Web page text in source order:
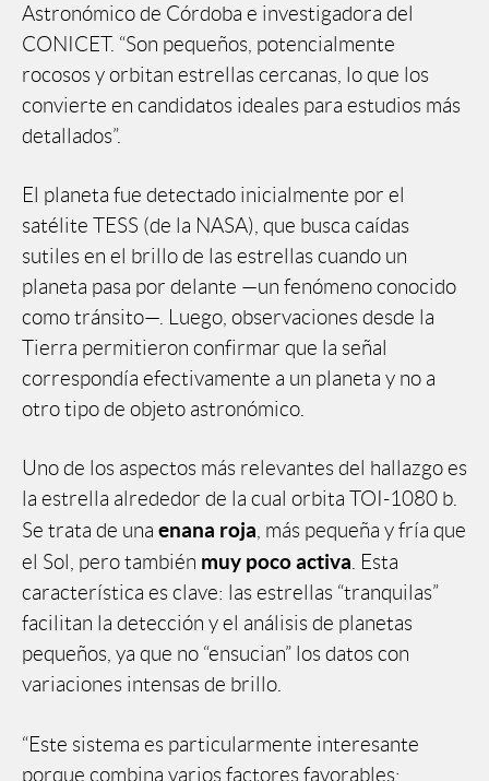
Astronómico de Córdoba e investigadora del
CONICET. “Son pequeños, potencialmente
rocosos y orbitan estrellas cercanas, lo que los
convierte en candidatos ideales para estudios más
detallados”.
El planeta fue detectado inicialmente por el
satélite TESS (de la NASA), que busca caídas
sutiles en el brillo de las estrellas cuando un
planeta pasa por delante —un fenómeno conocido
como tránsito—. Luego, observaciones desde la
Tierra permitieron confirmar que la señal
correspondía efectivamente a un planeta y no a
otro tipo de objeto astronómico.
Uno de los aspectos más relevantes del hallazgo es
la estrella alrededor de la cual orbita TOI-1080 b.
Se trata de una enana roja, más pequeña y fría que
el Sol, pero también muy poco activa. Esta
característica es clave: las estrellas “tranquilas”
facilitan la detección y el análisis de planetas
pequeños, ya que no “ensucian” los datos con
variaciones intensas de brillo.
“Este sistema es particularmente interesante
porque combina varios factores favorables: